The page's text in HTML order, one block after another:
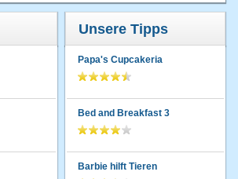
Unsere Tipps
Papa's Cupcakeria
Bed and Breakfast 3
Barbie hilft Tieren